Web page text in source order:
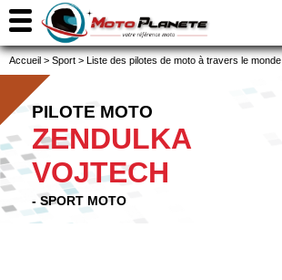
Accueil > Sport > Liste des pilotes de moto à travers le monde
PILOTE MOTO
ZENDULKA
VOJTECH
- SPORT MOTO